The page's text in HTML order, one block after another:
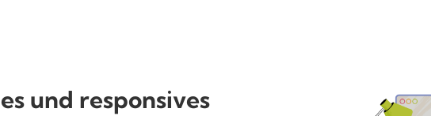
und responsives